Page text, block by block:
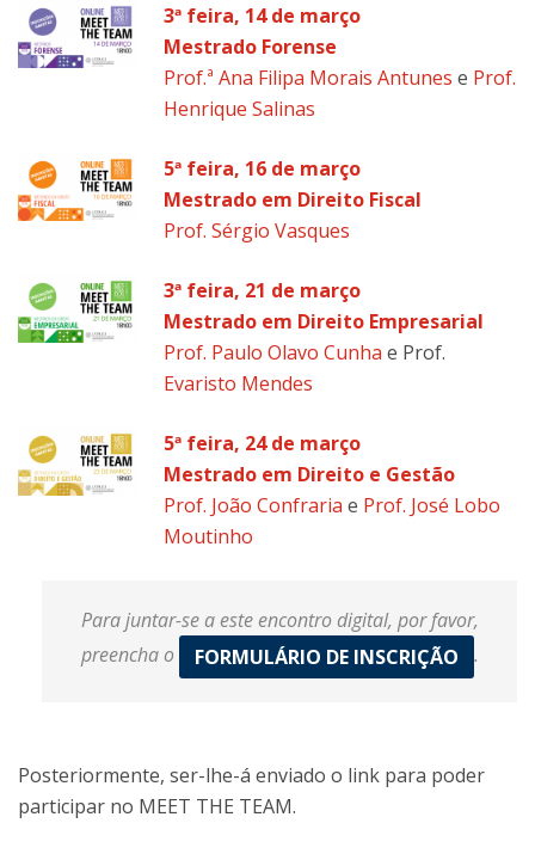
3ª feira, 14 de março
Mestrado Forense
Prof.ª Ana Filipa Morais Antunes e Prof.
Henrique Salinas
5ª feira, 16 de março
Mestrado em Direito Fiscal
Prof. Sérgio Vasques
3ª feira, 21 de março
Mestrado em Direito Empresarial
Prof. Paulo Olavo Cunha e Prof.
Evaristo Mendes
5ª feira, 24 de março
Mestrado em Direito e Gestão
Prof. João Confraria e Prof. José Lobo
Moutinho
Para juntar-se a este encontro digital, por favor,
preencha o
FORMULÁRIO DE INSCRIÇÃO .
Posteriormente, ser-lhe-á enviado o link para poder
participar no MEET THE TEAM.